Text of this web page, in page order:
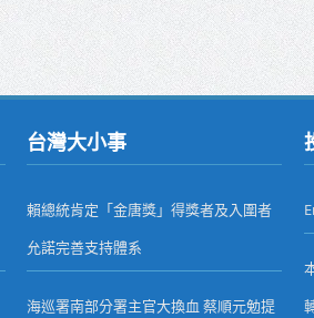
台灣大小事
賴總統肯定「金唐獎」得獎者及入圍者
允諾完善支持體系
海巡署南部分署主官大換血 蔡順元勉提